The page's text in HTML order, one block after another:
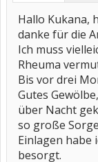
Hallo Kukana,
danke für die
Ich muss
Rheuma
Bis vor drei
Gutes
über Nacht
so große
Einlagen habe
besorgt.